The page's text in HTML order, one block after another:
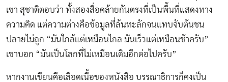
เขา สุชาติตอบว่า ทั้งสองสื่อคล้ายกันตรงที่เป็นพื้นที่แสดงทาง
ความคิด แต่ความต่างคือข้อมูลที่ล้นทะลักจนแทบจับต้นชน
ปลายไม่ถูก “มันใกล้แต่เหมือนไกล มันเร็วแต่เหมือนช้าครับ”
เขาบอก “มันเป็นโลกที่ไม่เหมือนเดิมอีกต่อไปครับ”
หากงานเขียนคือเลือดเนื้อของหนังสือ บรรณาธิการก็คงเป็น